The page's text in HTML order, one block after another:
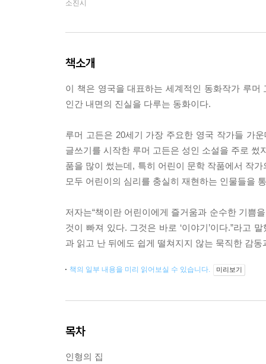
소진시
책소개
이 책은 영국을 대표하는 세계적인 동화작가 루
인간 내면의 진실을 다루는 동화이다.
루머 고든은 20세기 가장 주요한 영국 작가들 가
글쓰기를 시작한 루머 고든은 성인 소설을 주로
품을 많이 썼는데, 특히 어린이 문학 작품에서 작
모두 어린이의 심리를 충실히 재현하는 인물들을
저자는“책이란 어린이에게 즐거움과 순수한 기쁨
것이 빠져 있다. 그것은 바로 ‘이야기’이다.”라고
과 읽고 난 뒤에도 쉽게 떨쳐지지 않는 묵직한 감
책의 일부 내용을 미리 읽어보실 수 있습니다. 미리보기
목차
인형의 집